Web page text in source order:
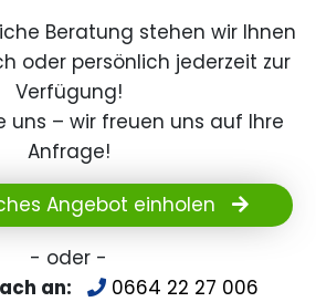
Beratung stehen wir Ihnen
oder persönlich jederzeit zur
Verfügung!
uns – wir freuen uns auf Ihre
Anfrage!
Angebot einholen
- oder -
an:
0664 22 27 006